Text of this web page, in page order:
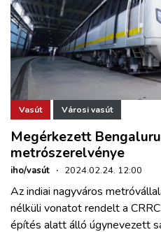
Vasút Városi vasút
Megérkezett
metrószerelvénye
iho/vasút · 2024.02.24. 12:00
Az indiai nagyváros
nélküli vonatot rendelt a
építés alatt álló úgynevezett